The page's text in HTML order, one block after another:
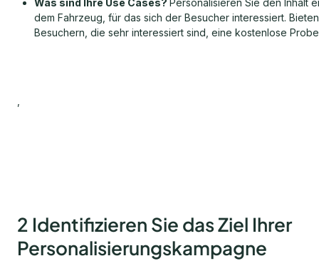
Was sind Ihre Use Cases? Personalisieren Sie den Inhalt
dem Fahrzeug, für das sich der Besucher interessiert.
Besuchern, die sehr interessiert sind, eine kostenlose
2 Identifizieren Sie das Ziel Ihrer
Personalisierungskampagne